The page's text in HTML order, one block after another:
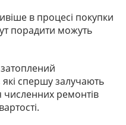
в процесі покупки
порадити можуть
спершу залучають
численних ремонтів